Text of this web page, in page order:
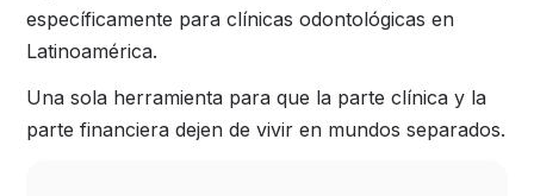
específicamente para clínicas odontológicas en
Latinoamérica.
Una sola herramienta para que la parte clínica y la
parte financiera dejen de vivir en mundos separados.